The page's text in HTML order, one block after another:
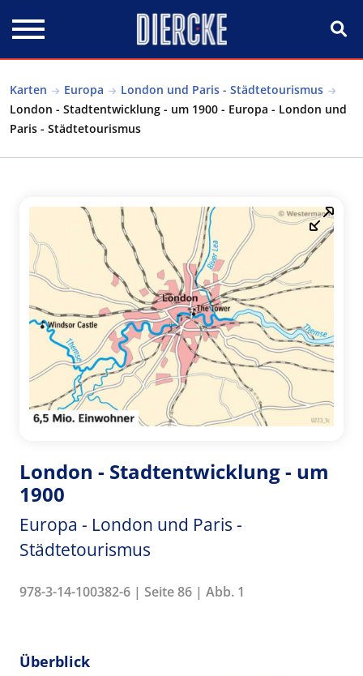
Karten Europa
London und Paris - Städtetourismus
London - Stadtentwicklung - um 1900 - Europa - London und
Paris - Städtetourismus
London - Stadtentwicklung - um
1900
Europa - London und Paris -
Städtetourismus
978-3-14-100382-6 | Seite 86 | Abb. 1
Überblick